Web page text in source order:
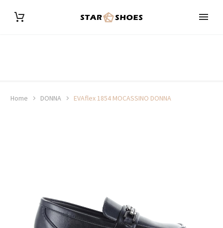
Home DONNA EVAflex 1854 MOCASSINO DONNA